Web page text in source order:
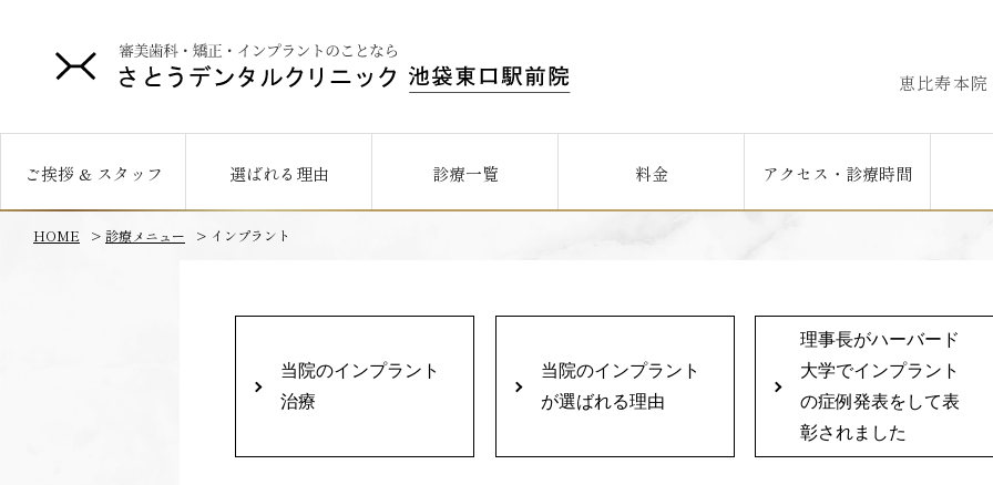
恵比寿本院
ご挨拶 & スタッフ 選ばれる理由 診療一覧 料金 アクセス・診療時間
HOME 診療メニュー インプラント
当院のインプラント
治療
当院のインプラント
が選ばれる理由
理事長がハーバード
大学でインプラント
の症例発表をして表
彰されました